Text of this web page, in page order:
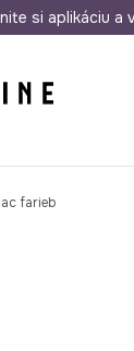
24 hodín
si aplikáciu a
farieb